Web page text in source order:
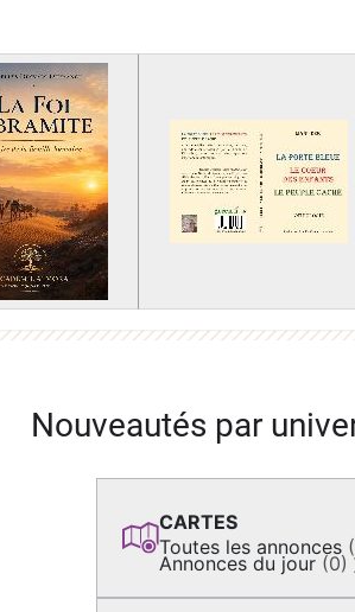
Nouveautés par
CARTES
Toutes les annonces
Annonces du jour (0)